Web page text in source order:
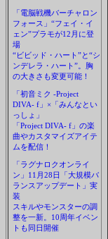
「電脳戦機バーチャロン
フォース」“フェイ・イ
ェン”プラモが12月に登
場
“ビビッド・ハート”と“シ
ンデレラ・ハート”。胸
の大きさも変更可能！
「初音ミク -Project
DIVA- f」×「みんなとい
っしょ」
「Project DIVA- f」の楽
曲やカスタマイズアイテ
ムを配信！
「ラグナロクオンライ
ン」11月28日「大規模バ
ランスアップデート」実
装
スキルやモンスターの調
整を一新。10周年イベン
トも同日開催